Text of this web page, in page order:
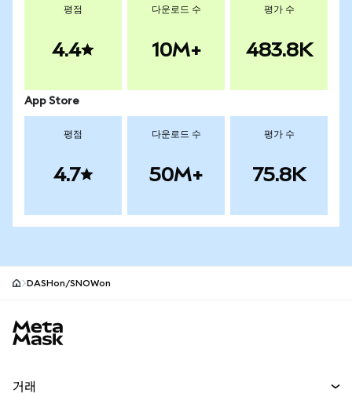
평점
4.4
다운로드 수
10M+
평가 수
483.8K
App Store
평점
4.7
다운로드 수
50M+
평가 수
75.8K
DASHon/SNOWon
거래